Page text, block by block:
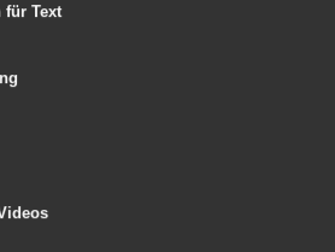
in der
Freude und hält
sich auf den
überzeugen.
auch die Gesundheit
für Text